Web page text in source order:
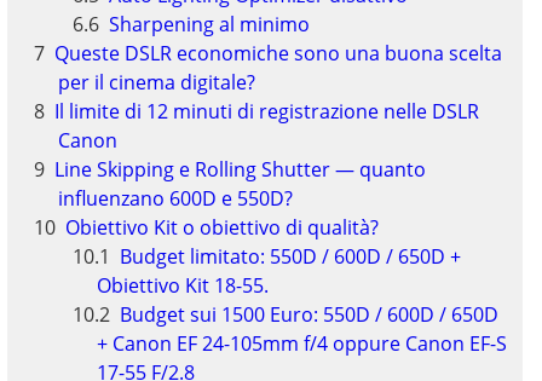
Sharpening al minimo
Queste DSLR economiche sono una buona scelta
per il cinema digitale?
Il limite di 12 minuti di registrazione nelle DSLR
Canon
Line Skipping e Rolling Shutter — quanto
influenzano 600D e 550D?
Obiettivo Kit o obiettivo di qualità?
Budget limitato: 550D / 600D / 650D +
Obiettivo Kit 18-55.
Budget sui 1500 Euro: 550D / 600D / 650D
+ Canon EF 24-105mm f/4 oppure Canon EF-S
17-55 F/2.8